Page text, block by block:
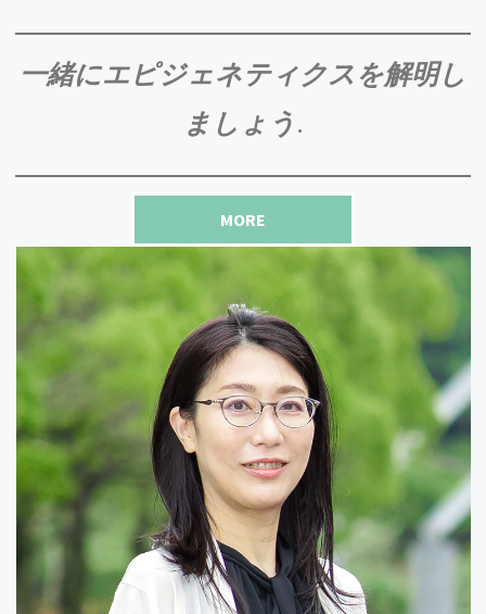
が優秀ポスター発表賞を受賞 しました。おめでと
に参加し「高収量ナタネ新品種の作出技術
の開発」を発表しました。
2024.2/13
修論発表を無事終えたM２の皆さんを祝して
「ケ
ーキの会」を開催
しました。
白川一助教が「 NAISTプレジデンツフェロー
2023」として表彰されました。
2024.2/6
伊藤教授らの論文がNature Communicationsに掲
載されました。詳しくはこちらからご覧くださ
い。
2024.1/10
和田七夕子助教が「関西バイオビジネスマッチン
一緒にエピジェネティクスを解明し
ましょう.
MORE